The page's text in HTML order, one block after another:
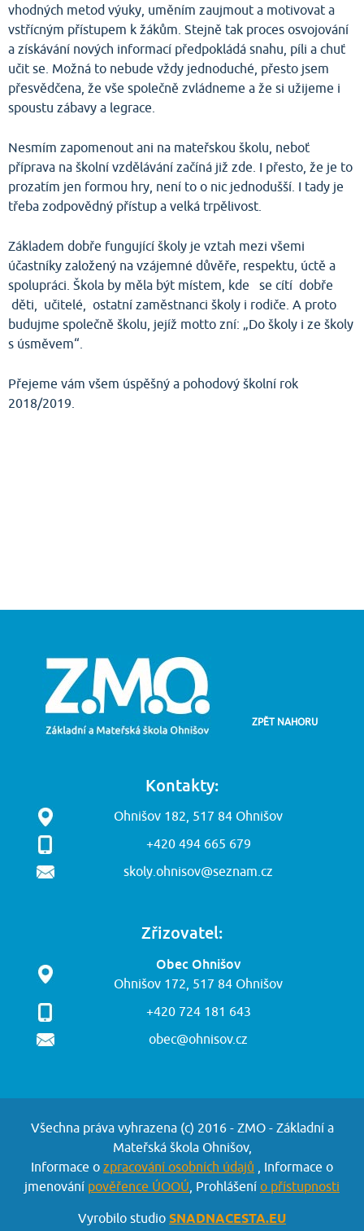
vhodných metod výuky, uměním zaujmout a motivovat a
vstřícným přístupem k žákům. Stejně tak proces osvojování
a získávání nových informací předpokládá snahu, píli a chuť
učit se. Možná to nebude vždy jednoduché, přesto jsem
přesvědčena, že vše společně zvládneme a že si užijeme i
spoustu zábavy a legrace.
Nesmím zapomenout ani na mateřskou školu, neboť
příprava na školní vzdělávání začíná již zde. I přesto, že je to
prozatím jen formou hry, není to o nic jednodušší. I tady je
třeba zodpovědný přístup a velká trpělivost.
Základem dobře fungující školy je vztah mezi všemi
účastníky založený na vzájemné důvěře, respektu, úctě a
spolupráci. Škola by měla být místem, kde se cítí dobře
děti, učitelé, ostatní zaměstnanci školy i rodiče. A proto
budujme společně školu, jejíž motto zní: „Do školy i ze školy
s úsměvem“.
Přejeme vám všem úspěšný a pohodový školní rok
2018/2019.
Kontakty:
Ohnišov 182, 517 84 Ohnišov
+420 494 665 679
skoly.ohnisov@seznam.cz
Zřizovatel:
Obec Ohnišov
Ohnišov 172, 517 84 Ohnišov
+420 724 181 643
obec@ohnisov.cz
ZPĚT NAHORU
Všechna práva vyhrazena (c) 2016 - ZMO - Základní a
Mateřská škola Ohnišov,
Informace o zpracování osobních údajů , Informace o
jmenování pověřence ÚOOÚ, Prohlášení o přístupnosti
Vyrobilo studio SNADNACESTA.EU